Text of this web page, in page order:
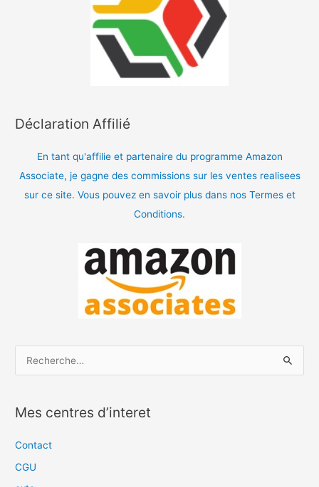
Déclaration Affilié
En tant qu'affilie et partenaire du programme Amazon
Associate, je gagne des commissions sur les ventes realisees
sur ce site. Vous pouvez en savoir plus dans nos Termes et
Conditions.
h
e
Mes centres d’interet
Contact
CGU